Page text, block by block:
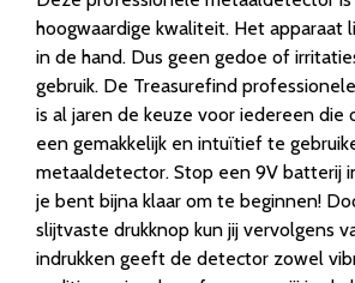
hoogwaardige kwaliteit. Het apparaat
in de hand. Dus geen gedoe of
gebruik. De Treasurefind
is al jaren de keuze voor iedereen die
een gemakkelijk en intuïtief te
metaaldetector. Stop een 9V batterij
je bent bijna klaar om te beginnen!
slijtvaste drukknop kun jij vervolgens
indrukken geeft de detector zowel